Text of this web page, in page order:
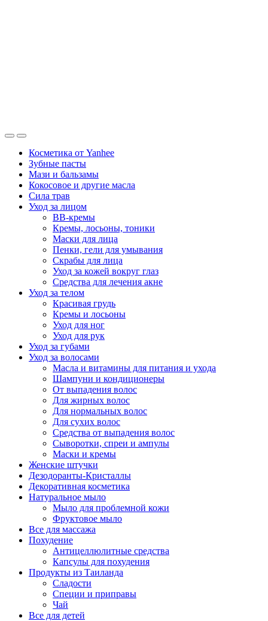
Косметика от Yanhee
Зубные пасты
Мази и бальзамы
Кокосовое и другие масла
Сила трав
Уход за лицом
BB-кремы
Кремы, лосьоны, тоники
Маски для лица
Пенки, гели для умывания
Скрабы для лица
Уход за кожей вокруг глаз
Средства для лечения акне
Уход за телом
Красивая грудь
Кремы и лосьоны
Уход для ног
Уход для рук
Уход за губами
Уход за волосами
Масла и витамины для питания и ухода
Шампуни и кондиционеры
От выпадения волос
Для жирных волос
Для нормальных волос
Для сухих волос
Средства от выпадения волос
Сыворотки, спреи и ампулы
Маски и кремы
Женские штучки
Дезодоранты-Кристаллы
Декоративная косметика
Натуральное мыло
Мыло для проблемной кожи
Фруктовое мыло
Все для массажа
Похудение
Антицеллюлитные средства
Капсулы для похудения
Продукты из Таиланда
Сладости
Специи и приправы
Чай
Все для детей